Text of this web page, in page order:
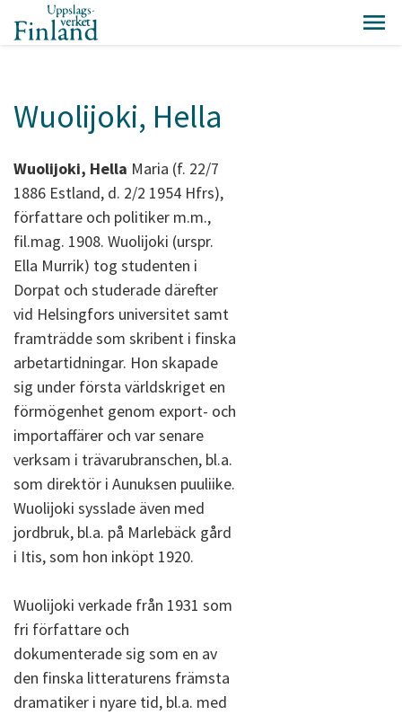
Wuolijoki, Hella
Wuolijoki, Hella Maria (f. 22/7
1886 Estland, d. 2/2 1954 Hfrs),
författare och politiker m.m.,
fil.mag. 1908. Wuolijoki (urspr.
Ella Murrik) tog studenten i
Dorpat och studerade därefter
vid Helsingfors universitet samt
framträdde som skribent i finska
arbetartidningar. Hon skapade
sig under första världskriget en
förmögenhet genom export- och
importaffärer och var senare
verksam i trävarubranschen, bl.a.
som direktör i Aunuksen puuliike.
Wuolijoki sysslade även med
jordbruk, bl.a. på Marlebäck gård
i Itis, som hon inköpt 1920.
Wuolijoki verkade från 1931 som
fri författare och
dokumenterade sig som en av
den finska litteraturens främsta
dramatiker i nyare tid, bl.a. med